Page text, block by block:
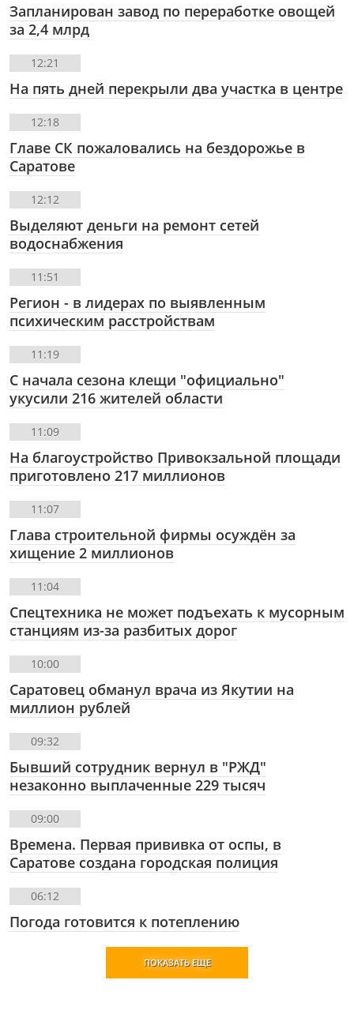
Запланирован завод по переработке овощей
за 2,4 млрд
12:21
На пять дней перекрыли два участка в центре
12:18
Главе СК пожаловались на бездорожье в
Саратове
12:12
Выделяют деньги на ремонт сетей
водоснабжения
11:51
Регион - в лидерах по выявленным
психическим расстройствам
11:19
С начала сезона клещи "официально"
укусили 216 жителей области
11:09
На благоустройство Привокзальной площади
приготовлено 217 миллионов
11:07
Глава строительной фирмы осуждён за
хищение 2 миллионов
11:04
Спецтехника не может подъехать к мусорным
станциям из-за разбитых дорог
10:00
Саратовец обманул врача из Якутии на
миллион рублей
09:32
Бывший сотрудник вернул в "РЖД"
незаконно выплаченные 229 тысяч
09:00
Времена. Первая прививка от оспы, в
Саратове создана городская полиция
06:12
Погода готовится к потеплению
ПОКАЗАТЬ ЕЩЕ